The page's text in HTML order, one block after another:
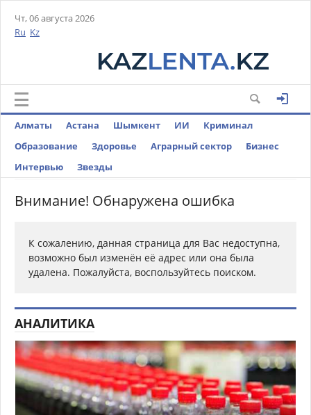
Чт, 06 августа 2026
Ru Kz
Алматы Астана Шымкент ИИ
Криминал
Образование
Здоровье Аграрный сектор
Бизнес
Интервью
Звезды
Внимание! Обнаружена ошибка
К сожалению, данная страница для Вас недоступна,
возможно был изменён её адрес или она была
удалена. Пожалуйста, воспользуйтесь поиском.
АНАЛИТИКА